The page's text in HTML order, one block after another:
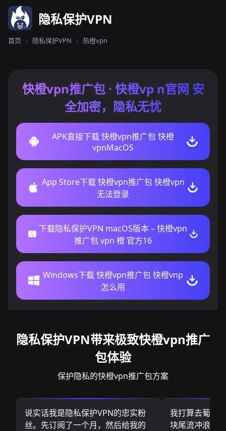
隐私保护VPN
首页 › 隐私保护VPN › 热橙vpn
快橙vpn推广包 · 快橙vp n官网 安
全加密，隐私无忧
APK直接下载 快橙vpn推广包 快橙
vpnMacOS
App Store下载 快橙vpn推广包 快橙vpn
无法登录
下载隐私保护VPN macOS版本 – 快橙vpn
推广包 vpn 橙 官方16
Windows下载 快橙vpn推广包 快橙vnp
怎么用
隐私保护VPN带来极致快橙vpn推广
包体验
保护隐私的快橙vpn推广包方案
说实话我是隐私保护VPN的忠实粉
丝。先订阅了一个月，然后给我的
我打算去葡萄
块尾流冲浪板